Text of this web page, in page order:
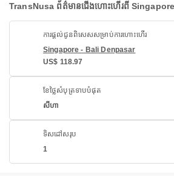
TransNusa ព័ត៌មានជើងហោះហើរពី
ការផ្តល់ជូនពិសេសសម្រាប់ការហោះហើរ
Singapore - Bali Denpasar
US$ 118.97
ខែថ្លៃសំបុត្រទាបបំផុត
សីហា
ទិសដៅសរុប
1